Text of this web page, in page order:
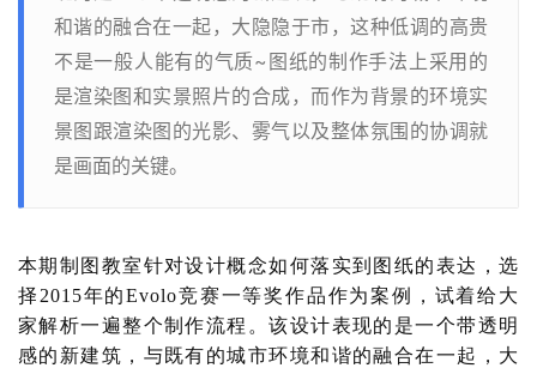
和谐的融合在一起，大隐隐于市，这种低调的高贵
不是一般人能有的气质~图纸的制作手法上采用的
是渲染图和实景照片的合成，而作为背景的环境实
景图跟渲染图的光影、雾气以及整体氛围的协调就
是画面的关键。
本期制图 教室针对设计概念如何落实到图纸的表达，选
择 2015年的Evolo竞赛一等奖作品作为案例，试着给大
家解析一遍整个制作流程。该设计表现的是一个带透明
感的新建筑，与既有的城市环境和谐的融合在一起，大